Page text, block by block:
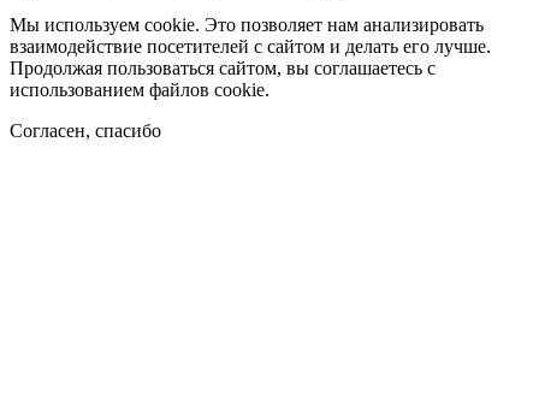
Мы используем cookie. Это позволяет нам анализировать
взаимодействие посетителей с сайтом и делать его лучше.
Продолжая пользоваться сайтом, вы соглашаетесь с
использованием файлов cookie.
Согласен, спасибо